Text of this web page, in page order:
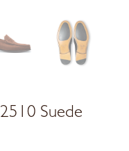
Suede